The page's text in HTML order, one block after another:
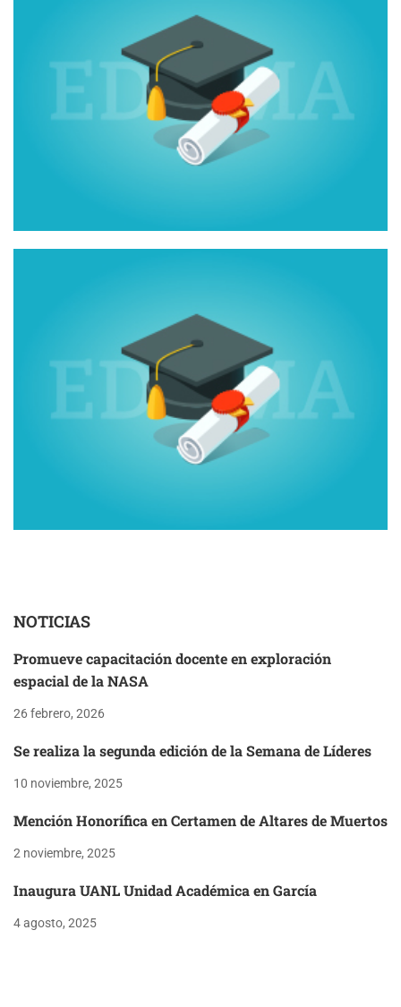
NOTICIAS
Promueve capacitación docente en exploración
espacial de la NASA
26 febrero, 2026
Se realiza la segunda edición de la Semana de Líderes
10 noviembre, 2025
Mención Honorífica en Certamen de Altares de Muertos
2 noviembre, 2025
Inaugura UANL Unidad Académica en García
4 agosto, 2025